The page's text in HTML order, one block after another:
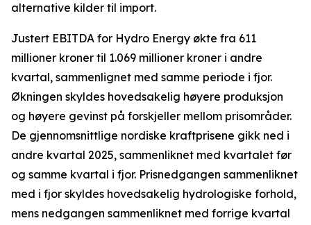
alternative kilder til import.
Justert EBITDA for Hydro Energy økte fra 611
millioner kroner til 1.069 millioner kroner i andre
kvartal, sammenlignet med samme periode i fjor.
Økningen skyldes hovedsakelig høyere produksjon
og høyere gevinst på forskjeller mellom prisområder.
De gjennomsnittlige nordiske kraftprisene gikk ned i
andre kvartal 2025, sammenliknet med kvartalet før
og samme kvartal i fjor. Prisnedgangen sammenliknet
med i fjor skyldes hovedsakelig hydrologiske forhold,
mens nedgangen sammenliknet med forrige kvartal